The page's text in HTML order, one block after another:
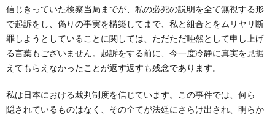
信じきっていた検察当局までが、私の必死の説明を全て無視する形
で起訴をし、偽りの事実を構築してまで、私と組合とをムリヤリ断
罪しようとしていることに関しては、ただただ唖然として申し上げ
る言葉もございません。起訴をする前に、今一度冷静に真実を見据
えてもらえなかったことが返す返すも残念であります。
私は日本における裁判制度を信じています。この事件では、何ら
隠されているものはなく、その全てが法廷にさらけ出され、明らか